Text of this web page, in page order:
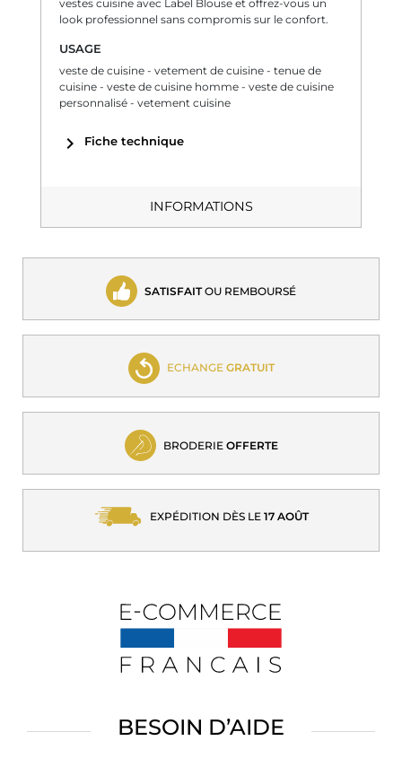
vestes cuisine avec Label Blouse et offrez-vous un
look professionnel sans compromis sur le confort.
USAGE
veste de cuisine - vetement de cuisine - tenue de
cuisine - veste de cuisine homme - veste de cuisine
personnalisé - vetement cuisine
chevron_right Fiche technique
INFORMATIONS
SATISFAITOU REMBOURSÉ
ECHANGE GRATUIT
BRODERIE OFFERTE
EXPÉDITION DÈS LE 17 AOÛT
BESOIN D’AIDE